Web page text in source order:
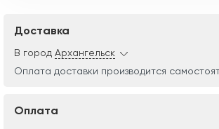
Доставка
В город Архангельск
Оплата доставки производится
Оплата